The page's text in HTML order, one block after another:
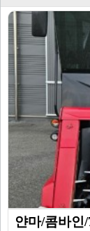
얀마/콤바인